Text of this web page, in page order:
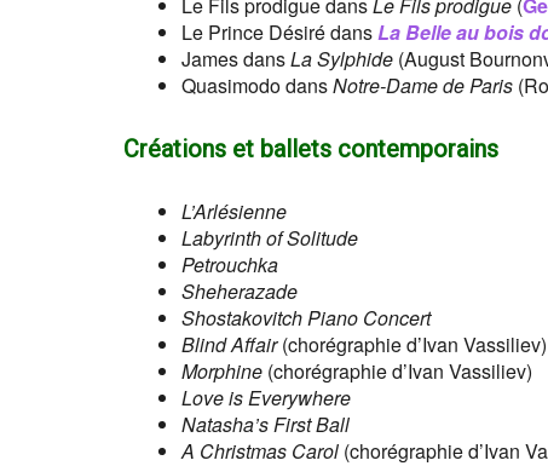
Le Prince Désiré dans La Belle au bois
James dansLa Sylphide (August
Quasimodo dansNotre-Dame de Paris
Créations et ballets contemporains
L’Arlésienne
Labyrinth of Solitude
Petrouchka
Sheherazade
Shostakovitch Piano Concert
Blind Affair(chorégraphie d’Ivan Vassiliev)
Morphine (chorégraphie d’Ivan Vassiliev)
Love is Everywhere
Natasha’s First Ball
A Christmas Carol (chorégraphie d’Ivan